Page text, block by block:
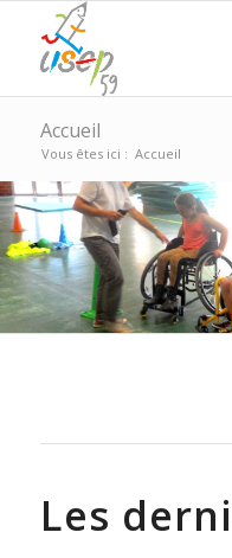
Accueil
Vous êtes ici : Accueil
Prise en
diversité
Sport scolaire et
Les